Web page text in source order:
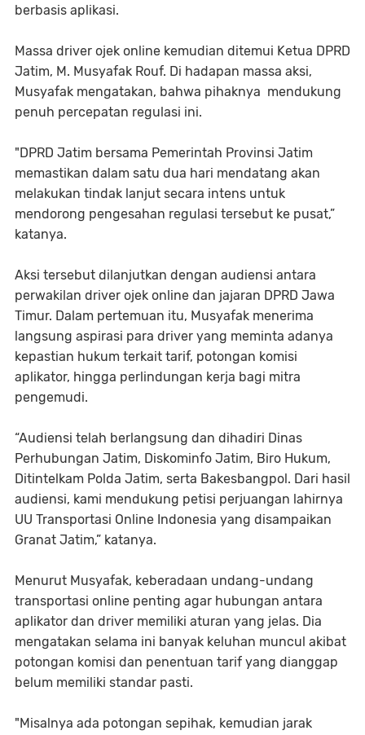
berbasis aplikasi.
Massa driver ojek online kemudian ditemui Ketua DPRD
Jatim, M. Musyafak Rouf. Di hadapan massa aksi,
Musyafak mengatakan, bahwa pihaknya mendukung
penuh percepatan regulasi ini.
"DPRD Jatim bersama Pemerintah Provinsi Jatim
memastikan dalam satu dua hari mendatang akan
melakukan tindak lanjut secara intens untuk
mendorong pengesahan regulasi tersebut ke pusat,”
katanya.
Aksi tersebut dilanjutkan dengan audiensi antara
perwakilan driver ojek online dan jajaran DPRD Jawa
Timur. Dalam pertemuan itu, Musyafak menerima
langsung aspirasi para driver yang meminta adanya
kepastian hukum terkait tarif, potongan komisi
aplikator, hingga perlindungan kerja bagi mitra
pengemudi.
“Audiensi telah berlangsung dan dihadiri Dinas
Perhubungan Jatim, Diskominfo Jatim, Biro Hukum,
Ditintelkam Polda Jatim, serta Bakesbangpol. Dari hasil
audiensi, kami mendukung petisi perjuangan lahirnya
UU Transportasi Online Indonesia yang disampaikan
Granat Jatim,” katanya.
Menurut Musyafak, keberadaan undang-undang
transportasi online penting agar hubungan antara
aplikator dan driver memiliki aturan yang jelas. Dia
mengatakan selama ini banyak keluhan muncul akibat
potongan komisi dan penentuan tarif yang dianggap
belum memiliki standar pasti.
"Misalnya ada potongan sepihak, kemudian jarak